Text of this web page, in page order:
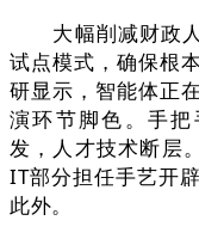
大幅削减财政人
试点模式，确保根
研显示，智能体正
演环节脚色。手
发，人才技术断层
IT部分担任手艺开
此外。